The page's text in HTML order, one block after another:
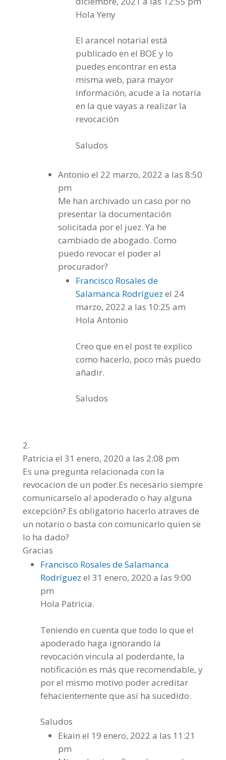
Hola Yeny
El arancel notarial está
publicado en el BOE y lo
puedes encontrar en esta
misma web, para mayor
información, acude a la notaría
en la que vayas a realizar la
revocación
Saludos
Antonio el 22 marzo, 2022 a las 8:50
pm
Me han archivado un caso por no
presentar la documentación
solicitada por el juez. Ya he
cambiado de abogado. Como
puedo revocar el poder al
procurador?
Francisco Rosales de
Salamanca Rodríguez el 24
marzo, 2022 a las 10:25 am
Hola Antonio
Creo que en el post te explico
como hacerlo, poco más puedo
añadir.
Saludos
Patricia el 31 enero, 2020 a las 2:08 pm
Es una pregunta relacionada con la
revocacion de un poder.Es necesario siempre
comunicarselo al apoderado o hay alguna
excepción?.Es obligatorio hacerlo atraves de
un notario o basta con comunicarlo quien se
lo ha dado?
Gracias
Francisco Rosales de Salamanca
Rodríguez el 31 enero, 2020 a las 9:00
pm
Hola Patricia.
Teniendo en cuenta que todo lo que el
apoderado haga ignorando la
revocación vincula al poderdante, la
notificación es más que recomendable, y
por el mismo motivo poder acreditar
fehacientemente que así ha sucedido.
Saludos
Ekain el 19 enero, 2022 a las 11:21
pm